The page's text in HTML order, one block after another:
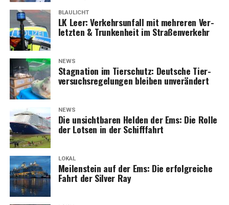
BLAULICHT
LK Leer: Ver­kehrs­un­fall mit meh­re­ren Ver­
letz­ten & Trun­ken­heit im Straßenverkehr
NEWS
Sta­gna­ti­on im Tier­schutz: Deut­sche Tier­
ver­suchs­re­ge­lun­gen blei­ben unverändert
NEWS
Die unsicht­ba­ren Hel­den der Ems: Die Rol­le
der Lot­sen in der Schifffahrt
LOKAL
Mei­len­stein auf der Ems: Die erfolg­rei­che
Fahrt der Sil­ver Ray